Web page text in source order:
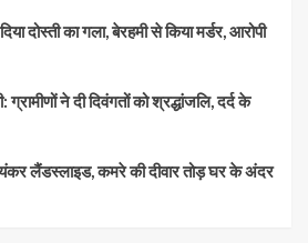
दोस्ती का गला, बेरहमी से किया मर्डर, आरोपी
ने दी दिवंगतों को श्रद्धांजलि, दर्द के
लैंडस्लाइड, कमरे की दीवार तोड़ घर के अंदर